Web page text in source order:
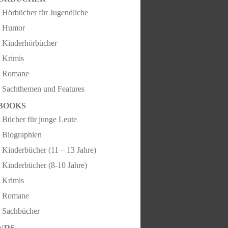
Hörbücher für Jugendliche
Humor
Kinderhörbücher
Krimis
Romane
Sachthemen und Features
Bücher für junge Leute
Biographien
Kinderbücher (11 – 13 Jahre)
Kinderbücher (8-10 Jahre)
Krimis
Romane
Sachbücher